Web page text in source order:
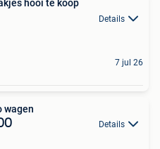
hooi te koop
Details
7 jul 26
wagen
Details